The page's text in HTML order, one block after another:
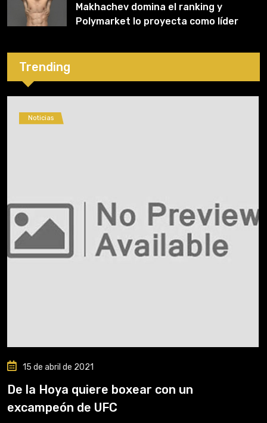
Makhachev domina el ranking y
Polymarket lo proyecta como líder
Trending
Noticias
15 de abril de 2021
De la Hoya quiere boxear con un
excampeón de UFC